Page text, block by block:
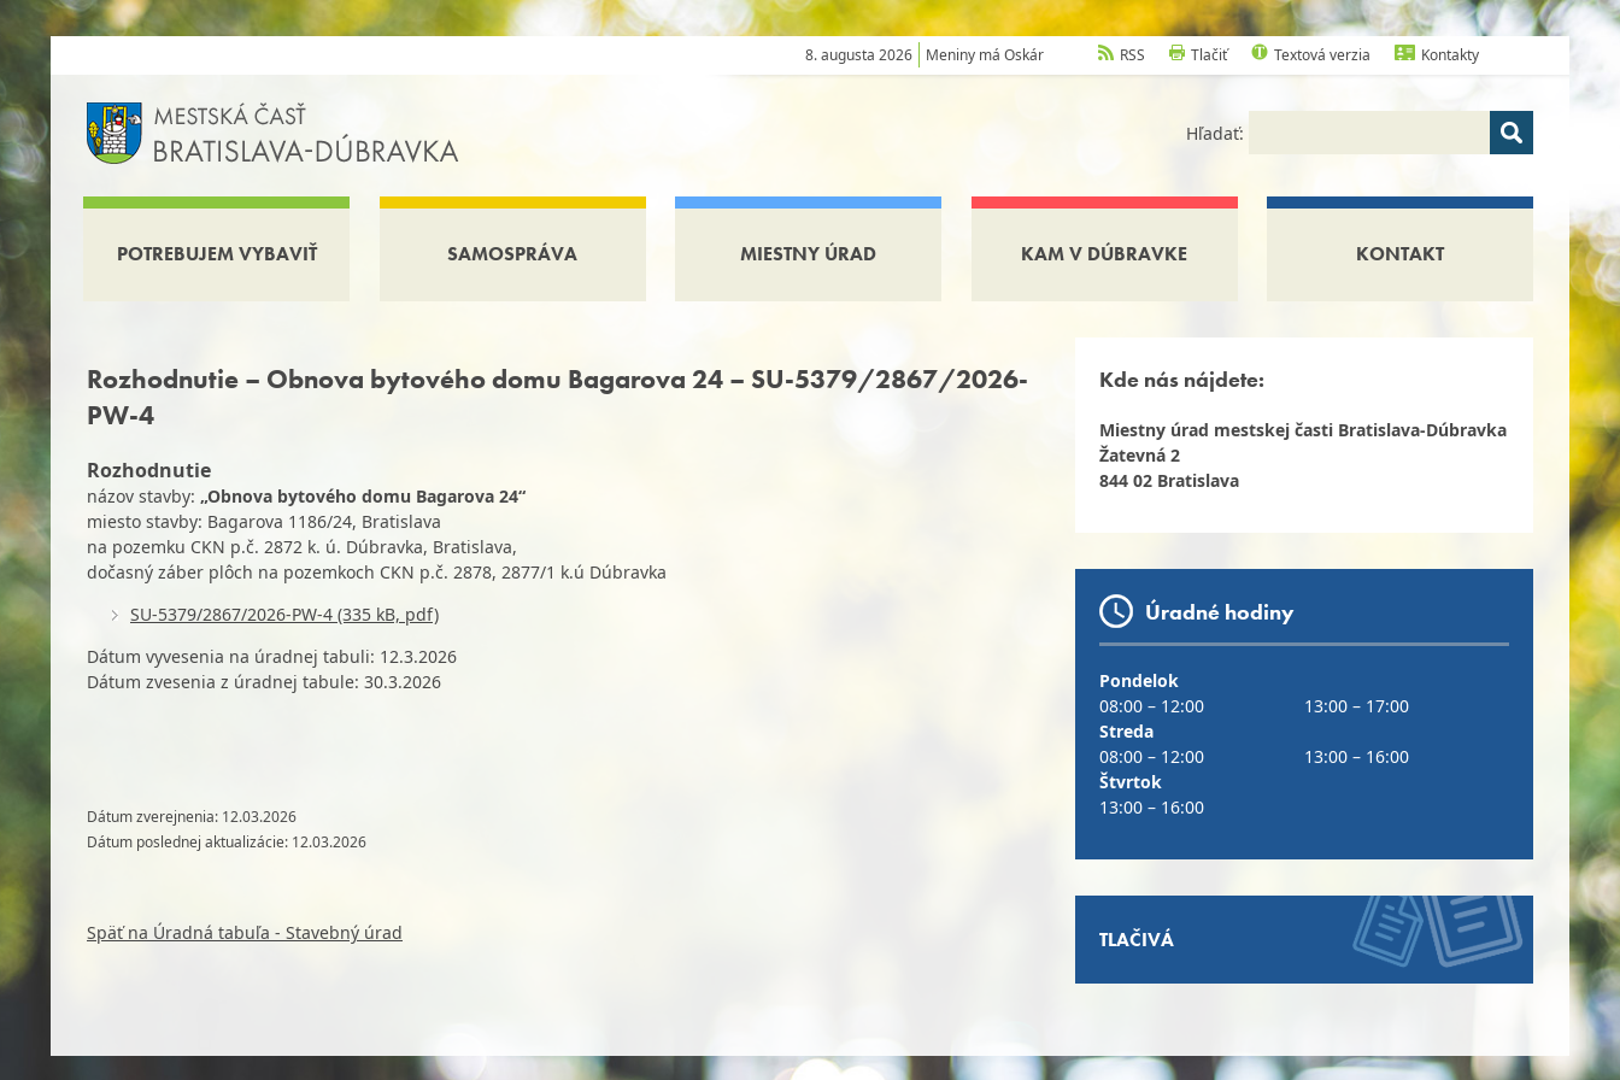
8. augusta 2026 Meniny má Oskár RSS Tlačiť Textová verzia Kontakty
Hľadať:
POTREBUJEM VYBAVIŤ SAMOSPRÁVA MIESTNY ÚRAD KAM V DÚBRAVKE KONTAKT
Rozhodnutie – Obnova bytového domu Bagarova 24 – SU-5379/2867/2026-
PW-4
Rozhodnutie
názov stavby: „Obnova bytového domu Bagarova 24“
miesto stavby: Bagarova 1186/24, Bratislava
na pozemku CKN p.č. 2872 k. ú. Dúbravka, Bratislava,
dočasný záber plôch na pozemkoch CKN p.č. 2878, 2877/1 k.ú Dúbravka
SU-5379/2867/2026-PW-4 (335 kB, pdf)
Dátum vyvesenia na úradnej tabuli: 12.3.2026
Dátum zvesenia z úradnej tabule: 30.3.2026
Dátum zverejnenia: 12.03.2026
Dátum poslednej aktualizácie: 12.03.2026
Späť na Úradná tabuľa - Stavebný úrad
Kde nás nájdete:
Miestny úrad mestskej časti Bratislava-Dúbravka
Žatevná 2
844 02 Bratislava
Úradné hodiny
Pondelok
08:00 – 12:00
13:00 – 17:00
Streda
08:00 – 12:00
13:00 – 16:00
Štvrtok
13:00 – 16:00
TLAČIVÁ